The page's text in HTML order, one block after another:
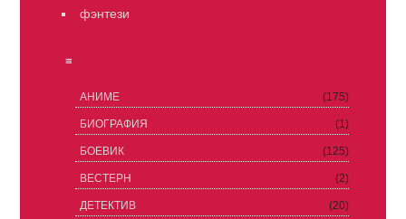
фэнтези
≡
АНИМЕ (175)
БИОГРАФИЯ (1)
БОЕВИК (125)
ВЕСТЕРН (2)
ДЕТЕКТИВ (20)